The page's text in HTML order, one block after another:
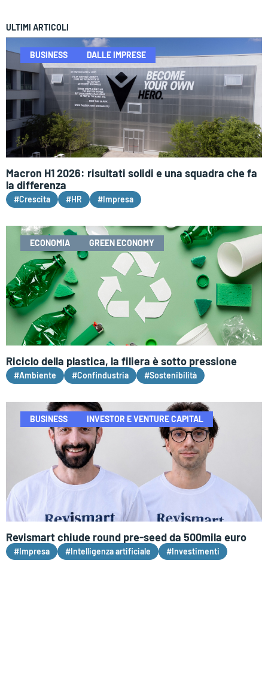
ULTIMI ARTICOLI
BUSINESS DALLE IMPRESE
Macron H1 2026: risultati solidi e una squadra che fa
la differenza
#Crescita #HR #Impresa
ECONOMIA GREEN ECONOMY
Riciclo della plastica, la filiera è sotto pressione
#Ambiente #Confindustria #Sostenibilità
BUSINESS INVESTOR E VENTURE CAPITAL
Revismart chiude round pre-seed da 500mila euro
#Impresa #Intelligenza artificiale #Investimenti